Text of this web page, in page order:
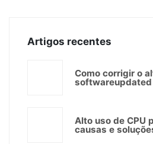
Artigos recentes
Como corrigir o
softwareupdated
Alto uso de CPU
causas e